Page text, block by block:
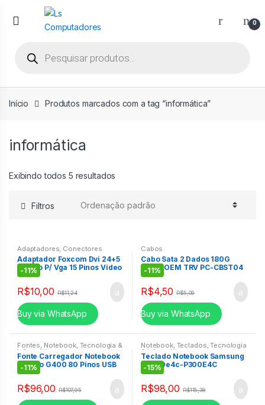
para
para
0
produtos
Início Produtos marcados com a tag “informática”
informática
Exibindo todos 5 resultados
Filtros
Adaptadores Conectores
Adaptador Foxcom Dvi 24+5
Macho P/ Vga 15 Pinos Vídeo
Para Monitor
-11%
R$10,00 R$11,24
Buy via WhatsApp
Cabos
Cabo Sata 2 Dados 180G
50CM OEM TRV PC-CBST04
-11%
R$4,50 R$5,06
Buy via WhatsApp
Fontes, Notebook, Tecnologia &
Informática
Fonte Carregador Notebook
Lenovo G400 80 Pinos USB
20V 3.25A
-11%
R$96,00 R$107,95
Notebook, Teclados,Tecnologia
& Informática
Teclado Notebook Samsung
NP300e4c-P300E4C
-15%
R$98,00 R$115,38